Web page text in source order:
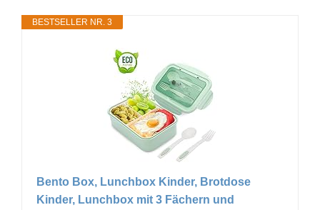
BESTSELLER NR. 3
Bento Box, Lunchbox Kinder, Brotdose
Kinder, Lunchbox mit 3 Fächern und